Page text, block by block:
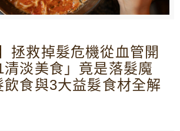
拯救掉髮危機從血管開
清淡美食」竟是落髮魔
飲食與3大益髮食材全解